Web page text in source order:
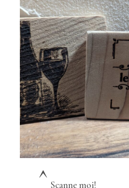
^ Scanne moi!